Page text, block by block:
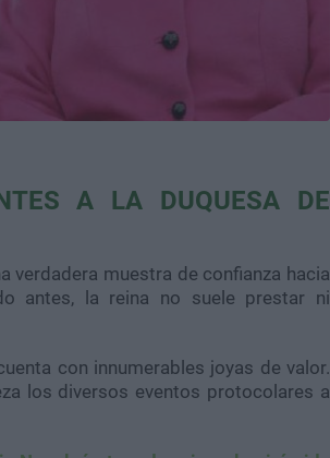
A LA DUQUESA DE
verdadera muestra de confianza hacia
antes, la reina no suele prestar ni
con innumerables joyas de valor.
los diversos eventos protocolares a